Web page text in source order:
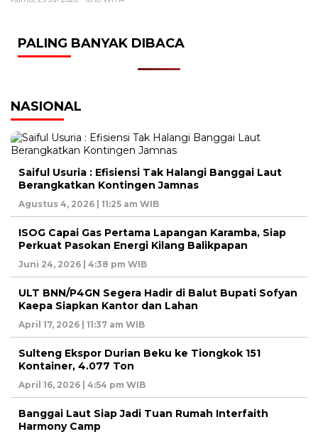
PALING BANYAK DIBACA
NASIONAL
Saiful Usuria : Efisiensi Tak Halangi Banggai Laut
Berangkatkan Kontingen Jamnas
Agustus 4, 2026 | 11:25 am WIB
ISOG Capai Gas Pertama Lapangan Karamba, Siap
Perkuat Pasokan Energi Kilang Balikpapan
Juni 24, 2026 | 4:38 pm WIB
ULT BNN/P4GN Segera Hadir di Balut Bupati Sofyan
Kaepa Siapkan Kantor dan Lahan
April 17, 2026 | 11:37 am WIB
Sulteng Ekspor Durian Beku ke Tiongkok 151
Kontainer, 4.077 Ton
April 16, 2026 | 4:54 pm WIB
Banggai Laut Siap Jadi Tuan Rumah Interfaith
Harmony Camp